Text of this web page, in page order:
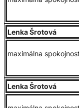
Lenka Šrotová
maximálna
Lenka Šrotová